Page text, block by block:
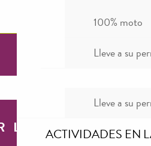
100% moto
Lleve a su
Lleve a su
ACTIVIDADES EN
LA VISITA